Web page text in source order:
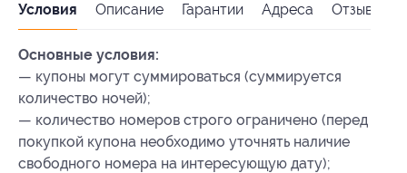
Условия Описание Гарантии Адреса Отзывы
Основные условия:
— купоны могут суммироваться (суммируется
количество ночей);
— количество номеров строго ограничено (перед
покупкой купона необходимо уточнять наличие
свободного номера на интересующую дату);